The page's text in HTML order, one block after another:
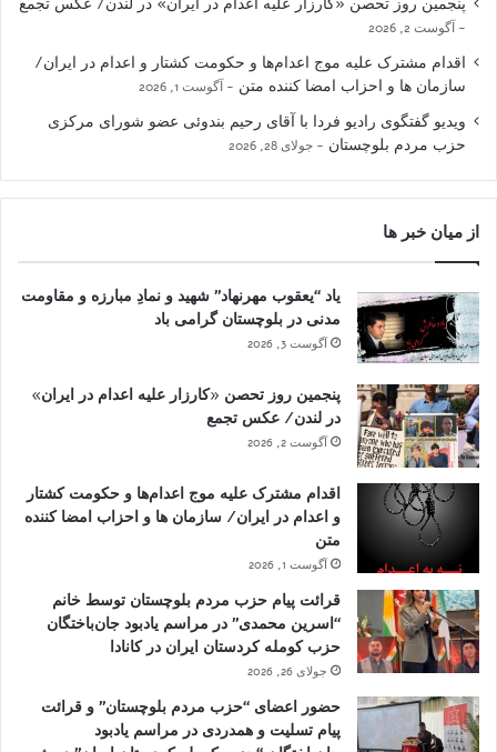
آگوست 2, 2026
اقدام مشترک علیه موج اعدام‌ها و حکومت کشتار و اعدام در ایران/
سازمان ها و احزاب امضا کننده متن
آگوست 1, 2026
ویدیو گفتگوی رادیو فردا با آقای رحیم بندوئی عضو شورای مرکزی
حزب مردم بلوچستان
جولای 28, 2026
از میان خبر ها
یاد “یعقوب مهرنهاد” شهید و نمادِ مبارزه و مقاومت
مدنی در بلوچستان گرامی باد
آگوست 3, 2026
پنجمین روز تحصن «کارزار علیه اعدام در ایران»
در لندن/ عکس تجمع
آگوست 2, 2026
اقدام مشترک علیه موج اعدام‌ها و حکومت کشتار
و اعدام در ایران/ سازمان ها و احزاب امضا کننده
متن
آگوست 1, 2026
قرائت پیام حزب مردم بلوچستان توسط خانم
“اسرین محمدی” در مراسم یادبود جان‌باختگان
حزب کومله کردستان ایران در کانادا
جولای 26, 2026
حضور اعضای “حزب مردم بلوچستان” و قرائت
پیام تسلیت و همدردی در مراسم یادبود